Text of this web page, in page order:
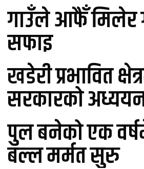
गाउँले आफैँ
सफाइ
खडेरी प्रभावित
सरकारको
पुल बनेको एक
बल्ल मर्मत सुरु